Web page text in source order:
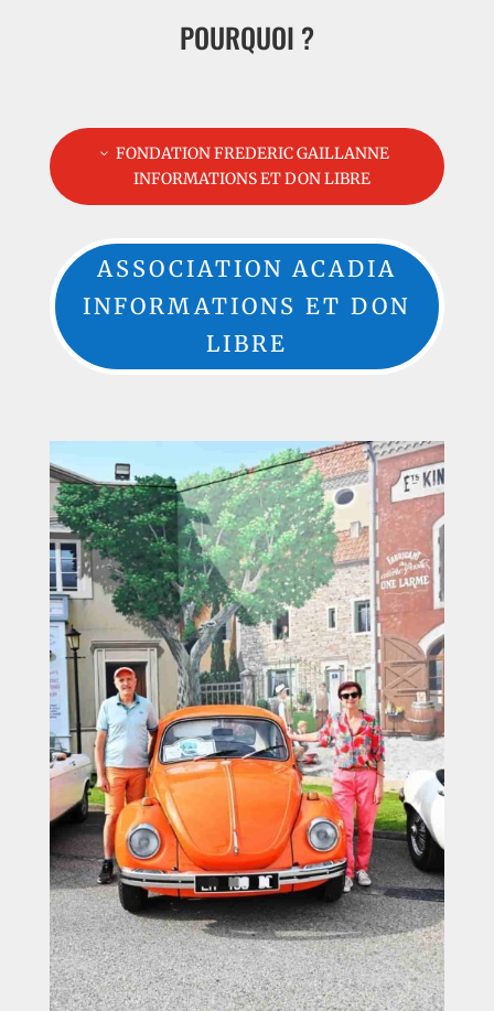
POURQUOI ?
FONDATION FREDERIC GAILLANNE
INFORMATIONS ET DON LIBRE
ASSOCIATION ACADIA
INFORMATIONS ET DON
LIBRE